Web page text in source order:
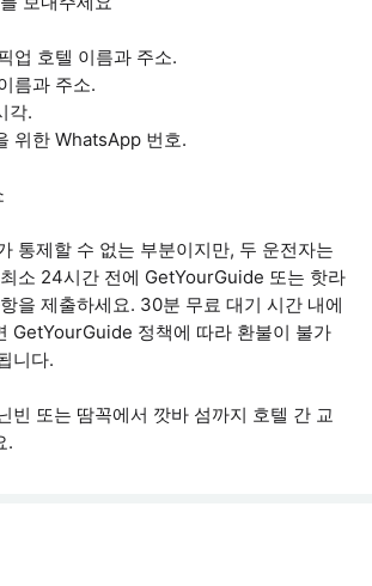
업 호텔 이름과 주소.
름과 주소.
각.
위한 WhatsApp 번호.
통제할 수 없는 부분이지만, 두 운전자는
소 24시간 전에 GetYourGuide 또는 핫라
을 제출하세요. 30분 무료 대기 시간 내에
GetYourGuide 정책에 따라 환불이 불가
니다.
빈 또는 땀꼭에서 깟바 섬까지 호텔 간 교
.